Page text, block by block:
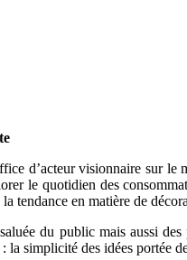
d’acteur visionnaire sur
le quotidien des
tendance en matière de
du public mais aussi
la simplicité des idées portée